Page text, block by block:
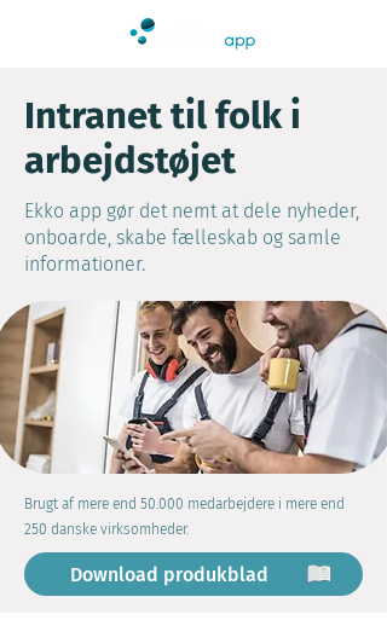
Intranet til folk i
arbejdstøjet
Ekko app gør det nemt at dele nyheder,
onboarde, skabe fælleskab og samle
informationer.
Brugt af mere end 50.000 medarbejdere i mere end
250 danske virksomheder.
Download produkblad